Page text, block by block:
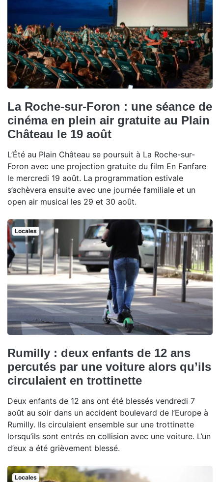
La Roche-sur-Foron : une séance de
cinéma en plein air gratuite au Plain
Château le 19 août
L’Été au Plain Château se poursuit à La Roche-sur-
Foron avec une projection gratuite du film En Fanfare
le mercredi 19 août. La programmation estivale
s’achèvera ensuite avec une journée familiale et un
open air musical les 29 et 30 août.
Locales
Rumilly : deux enfants de 12 ans
percutés par une voiture alors qu’ils
circulaient en trottinette
Deux enfants de 12 ans ont été blessés vendredi 7
août au soir dans un accident boulevard de l’Europe à
Rumilly. Ils circulaient ensemble sur une trottinette
lorsqu’ils sont entrés en collision avec une voiture. L’un
d’eux a été grièvement blessé.
Locales